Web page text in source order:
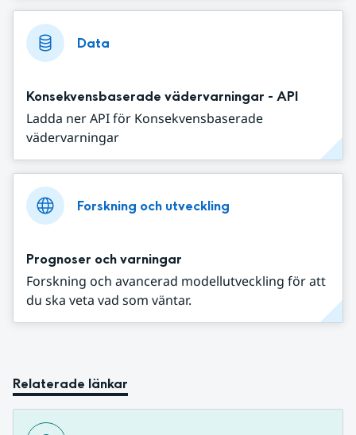
Data
Konsekvensbaserade vädervarningar - API
Ladda ner API för Konsekvensbaserade
vädervarningar
Forskning och utveckling
Prognoser och varningar
Forskning och avancerad modellutveckling för att
du ska veta vad som väntar.
Relaterade länkar